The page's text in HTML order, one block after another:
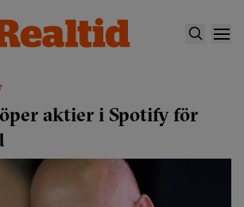
aktier i Spotify för